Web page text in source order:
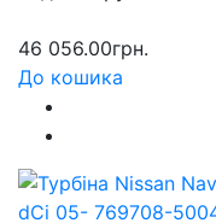
46 056.00грн.
До кошика